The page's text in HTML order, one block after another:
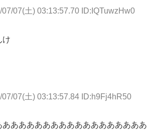
07/07(土) 03:13:57.70 ID:IQTuwzHw0
け
07/07(土) 03:13:57.84 ID:h9Fj4hR50
ああああああああああああああああああ